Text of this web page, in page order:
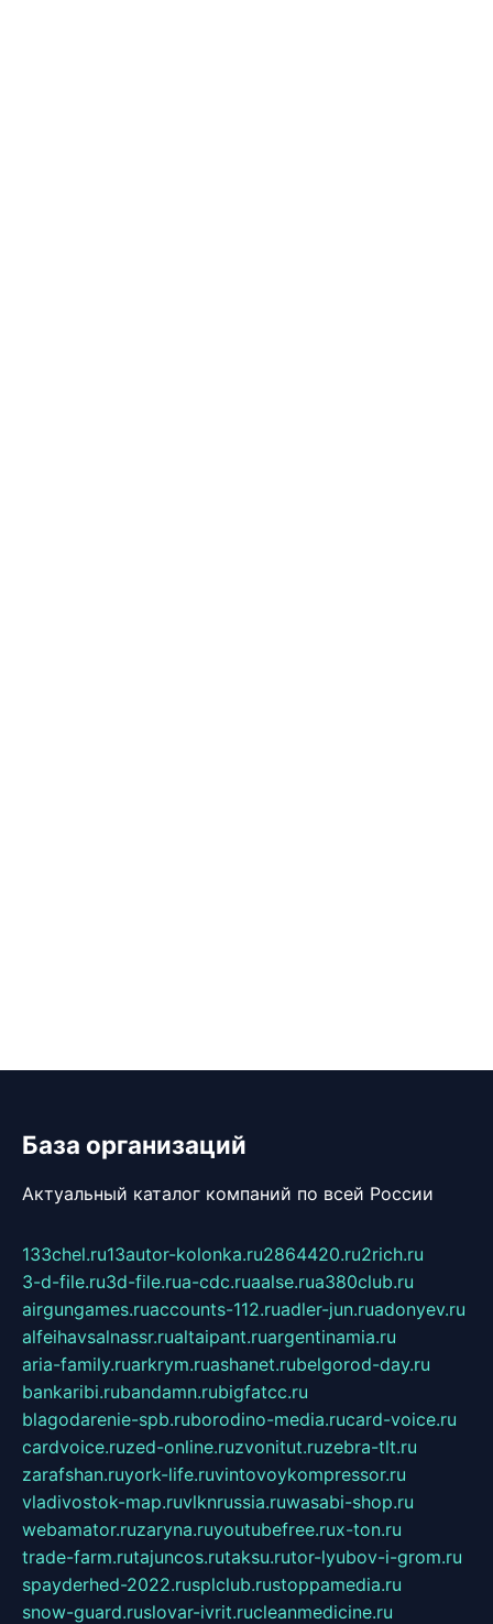
База организаций
Актуальный каталог компаний по всей России
133chel.ru13autor-kolonka.ru2864420.ru2rich.ru
3-d-file.ru3d-file.rua-cdc.ruaalse.rua380club.ru
airgungames.ruaccounts-112.ruadler-jun.ruadonyev.ru
alfeihavsalnassr.rualtaipant.ruargentinamia.ru
aria-family.ruarkrym.ruashanet.rubelgorod-day.ru
bankaribi.rubandamn.rubigfatcc.ru
blagodarenie-spb.ruborodino-media.rucard-voice.ru
cardvoice.ruzed-online.ruzvonitut.ruzebra-tlt.ru
zarafshan.ruyork-life.ruvintovoykompressor.ru
vladivostok-map.ruvlknrussia.ruwasabi-shop.ru
webamator.ruzaryna.ruyoutubefree.rux-ton.ru
trade-farm.rutajuncos.rutaksu.rutor-lyubov-i-grom.ru
spayderhed-2022.rusplclub.rustoppamedia.ru
snow-guard.ruslovar-ivrit.rucleanmedicine.ru